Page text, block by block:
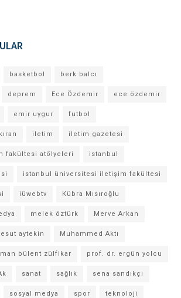
basketbol berk balcı
deprem Ece Özdemir ece özdemir
emir uygur futbol
iletim iletim gazetesi
fakültesi atölyeleri istanbul
istanbul üniversitesi iletişim fakültesi
iüwebtv Kübra Mısıroğlu
melek öztürk Merve Arkan
aytekin Muhammed Aktı
bülent zülfikar prof. dr. ergün yolcu
sanat sağlık sena sandıkçı
sosyal medya spor teknoloji